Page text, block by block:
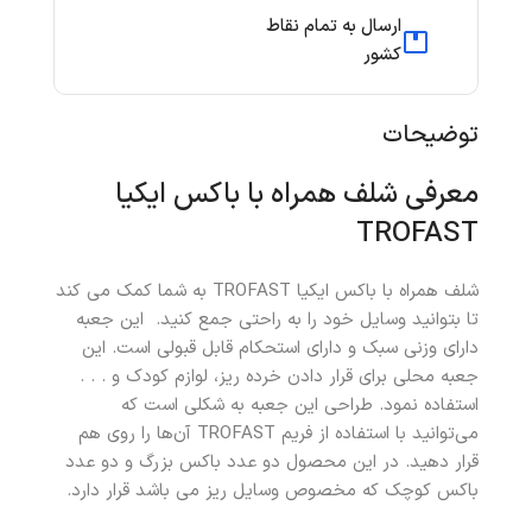
ارسال به تمام نقاط
کشور
توضیحات
معرفی شلف همراه با باکس ایکیا
TROFAST
شلف همراه با باکس ایکیا TROFAST به شما کمک می کند
تا بتوانید وسایل خود را به راحتی جمع کنید. این جعبه
دارای وزنی سبک و دارای استحکام قابل قبولی است. این
جعبه محلی برای قرار دادن خرده ریز، لوازم کودک و . . .
استفاده نمود. طراحی این جعبه به شکلی است که
می‌توانید با استفاده از فریم TROFAST آن‌ها را روی هم
قرار دهید. در این محصول دو عدد باکس بزرگ و دو عدد
باکس کوچک که مخصوص وسایل ریز می باشد قرار دارد.